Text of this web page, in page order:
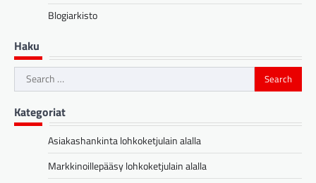
Blogiarkisto
Haku
Search
for:
Kategoriat
Asiakashankinta lohkoketjulain alalla
Markkinoillepääsy lohkoketjulain alalla